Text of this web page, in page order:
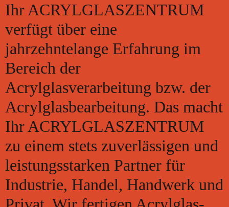
Ihr ACRYLGLASZENTRUM
verfügt über eine
jahrzehntelange Erfahrung im
Bereich der
Acrylglasverarbeitung bzw. der
Acrylglasbearbeitung. Das macht
Ihr ACRYLGLASZENTRUM
zu einem stets zuverlässigen und
leistungsstarken Partner für
Industrie, Handel, Handwerk und